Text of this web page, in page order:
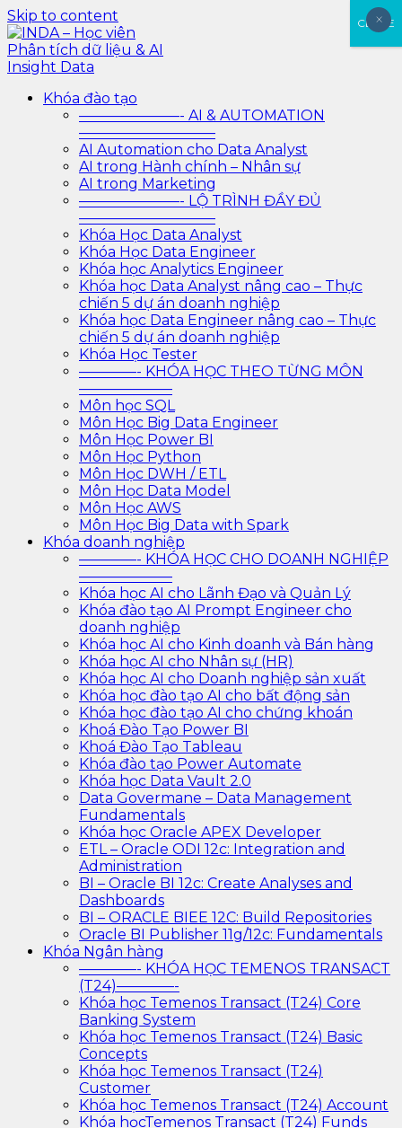
Skip to content
INDA – Học viên Phân tích
dữ liệu & AI Insight Data
INDA – Học viện Đào tạo phân tích dữ liệu & AI chuyên
sâu cho ngành ngân hàng – bảo hiểm – chứng khoán
và doanh nghiệp với các project thực tế, cá nhân hóa
lộ trình với AI
Khóa đào tạo
———————- AI & AUTOMATION
—————————–
AI Automation cho Data Analyst
AI trong Hành chính – Nhân sự
AI trong Marketing
———————- LỘ TRÌNH ĐẦY ĐỦ
—————————–
Khóa Học Data Analyst
Khóa Học Data Engineer
Khóa học Analytics Engineer
Khóa học Data Analyst nâng cao – Thực
chiến 5 dự án doanh nghiệp
Khóa học Data Engineer nâng cao – Thực
chiến 5 dự án doanh nghiệp
Khóa Học Tester
————- KHÓA HỌC THEO TỪNG MÔN
——————–
Môn học SQL
Môn Học Big Data Engineer
Môn Học Power BI
Môn Học Python
Môn Học DWH / ETL
Môn Học Data Model
Môn Học AWS
Môn Học Big Data with Spark
Khóa doanh nghiệp
————- KHÓA HỌC CHO DOANH NGHIỆP
——————–
Khóa học AI cho Lãnh Đạo và Quản Lý
Khóa đào tạo AI Prompt Engineer cho
doanh nghiệp
Khóa học AI cho Kinh doanh và Bán hàng
Khóa học AI cho Nhân sự (HR)
Khóa học AI cho Doanh nghiệp sản xuất
Khóa học đào tạo AI cho bất động sản
Khóa học đào tạo AI cho chứng khoán
Khoá Đào Tạo Power BI
Khoá Đào Tạo Tableau
Khóa đào tạo Power Automate
Khóa học Data Vault 2.0
Data Govermane – Data Management
Fundamentals
Khóa học Oracle APEX Developer
ETL – Oracle ODI 12c: Integration and
Administration
BI – Oracle BI 12c: Create Analyses and
Dashboards
BI – ORACLE BIEE 12C: Build Repositories
Oracle BI Publisher 11g/12c: Fundamentals
Khóa Ngân hàng
————- KHÓA HỌC TEMENOS TRANSACT
(T24)————-
Khóa học Temenos Transact (T24) Core
Banking System
Khóa học Temenos Transact (T24) Basic
Concepts
Khóa học Temenos Transact (T24)
Customer
Khóa học Temenos Transact (T24) Account
Khóa họcTemenos Transact (T24) Funds
×
CLOSE
×